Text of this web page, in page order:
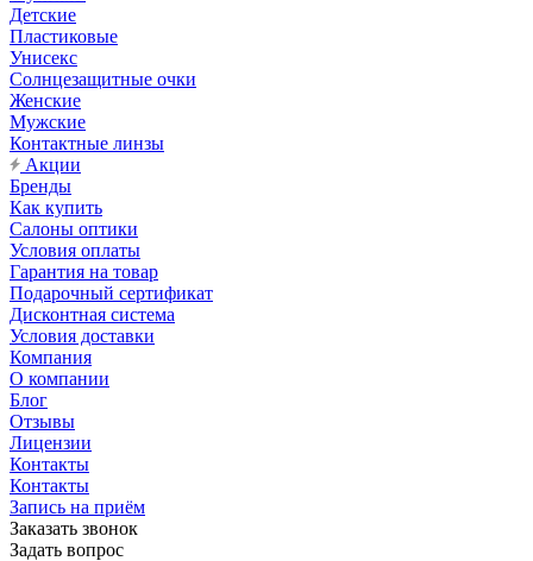
Детские
Пластиковые
Унисекс
Солнцезащитные очки
Женские
Мужские
Контактные линзы
Акции
Бренды
Как купить
Салоны оптики
Условия оплаты
Гарантия на товар
Подарочный сертификат
Дисконтная система
Условия доставки
Компания
О компании
Блог
Отзывы
Лицензии
Контакты
Контакты
Запись на приём
Заказать звонок
Задать вопрос